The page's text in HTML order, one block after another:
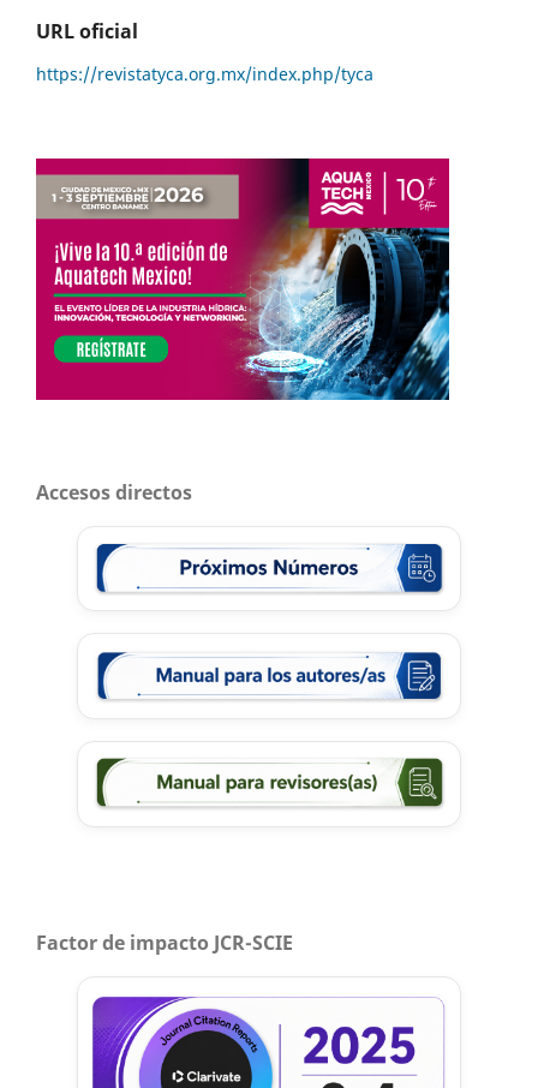
URL oficial
https://revistatyca.org.mx/index.php/tyca
Accesos directos
Factor de impacto JCR-SCIE